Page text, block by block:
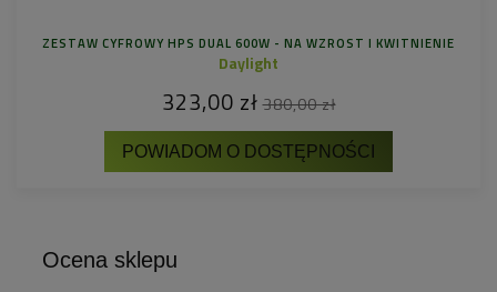
ZESTAW CYFROWY HPS DUAL 600W - NA WZROST I KWITNIENIE
Daylight
323,00 zł 380,00 zł
POWIADOM O DOSTĘPNOŚCI
Ocena sklepu